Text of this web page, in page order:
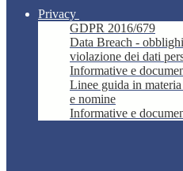
Privacy
GDPR 2016/679
Data Breach -
violazione dei dati
Informative e
Linee guida in
e nomine
Informative e